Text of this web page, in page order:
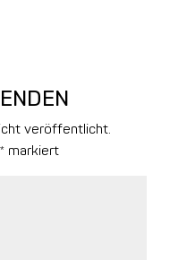
veröffentlicht.
*markiert